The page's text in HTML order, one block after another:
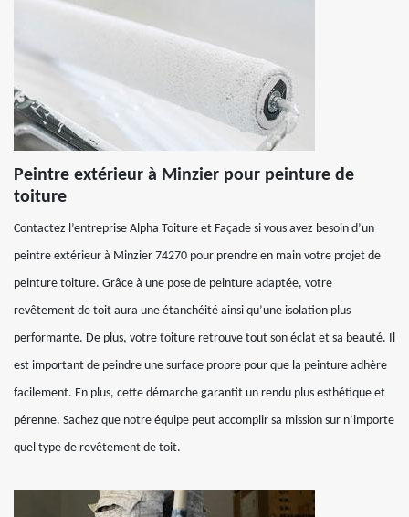
Peintre extérieur à Minzier pour peinture de
toiture
Contactez l’entreprise Alpha Toiture et Façade si vous avez besoin d’un
peintre extérieur à Minzier 74270 pour prendre en main votre projet de
peinture toiture. Grâce à une pose de peinture adaptée, votre
revêtement de toit aura une étanchéité ainsi qu’une isolation plus
performante. De plus, votre toiture retrouve tout son éclat et sa beauté. Il
est important de peindre une surface propre pour que la peinture adhère
facilement. En plus, cette démarche garantit un rendu plus esthétique et
pérenne. Sachez que notre équipe peut accomplir sa mission sur n’importe
quel type de revêtement de toit.